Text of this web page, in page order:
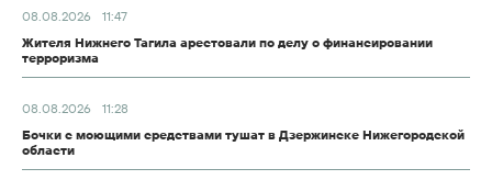
08.08.2026
11:47
Жителя Нижнего Тагила арестовали по делу о финансировании
терроризма
08.08.2026
11:28
Бочки с моющими средствами тушат в Дзержинске Нижегородской
области